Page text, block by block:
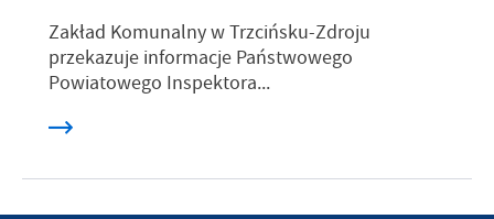
Zakład Komunalny w Trzcińsku-Zdroju
przekazuje informacje Państwowego
Powiatowego Inspektora...